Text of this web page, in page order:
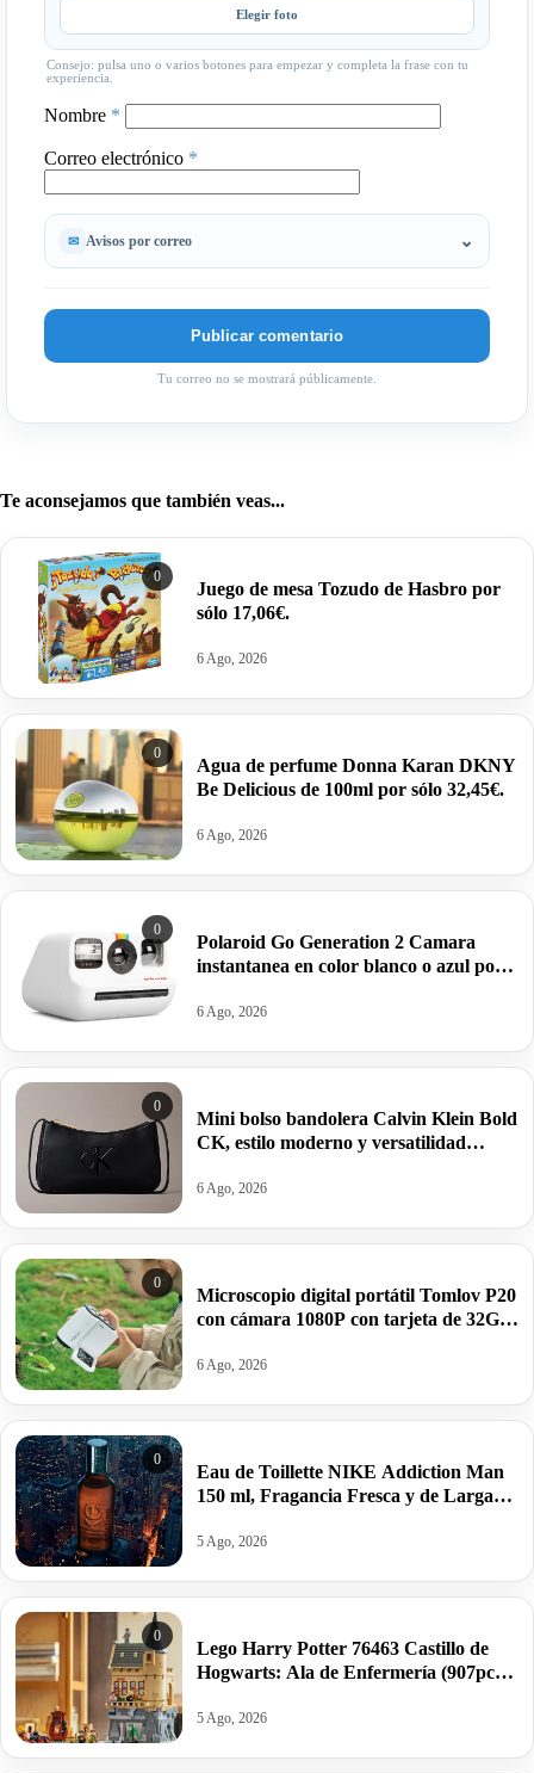
Elegir foto
Consejo: pulsa uno o varios botones para empezar y completa la frase con tu
experiencia.
Nombre *
Correo electrónico *
Avisos por correo
Tu correo no se mostrará públicamente.
Te aconsejamos que también veas...
0
Juego de mesa Tozudo de Hasbro por
sólo 17,06€.
6 Ago, 2026
0
Agua de perfume Donna Karan DKNY
Be Delicious de 100ml por sólo 32,45€.
6 Ago, 2026
0
Polaroid Go Generation 2 Camara
instantanea en color blanco o azul por
6 Ago, 2026
0
Mini bolso bandolera Calvin Klein Bold
CK, estilo moderno y versatilidad
6 Ago, 2026
0
Microscopio digital portátil Tomlov P20
con cámara 1080P con tarjeta de 32GB
6 Ago, 2026
0
Eau de Toillette NIKE Addiction Man
150 ml, Fragancia Fresca y de Larga
5 Ago, 2026
0
Lego Harry Potter 76463 Castillo de
Hogwarts: Ala de Enfermería (907pcs)
5 Ago, 2026